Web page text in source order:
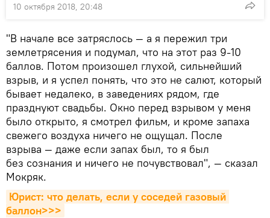
10 октября 2018, 20:48
"В начале все затряслось — а я пережил три
землетрясения и подумал, что на этот раз 9-10
баллов. Потом произошел глухой, сильнейший
взрыв, и я успел понять, что это не салют, который
бывает недалеко, в заведениях рядом, где
празднуют свадьбы. Окно перед взрывом у меня
было открыто, я смотрел фильм, и кроме запаха
свежего воздуха ничего не ощущал. После
взрыва — даже если запах был, то я был
без сознания и ничего не почувствовал", — сказал
Мокряк.
Юрист: что делать, если у соседей газовый
баллон>>>